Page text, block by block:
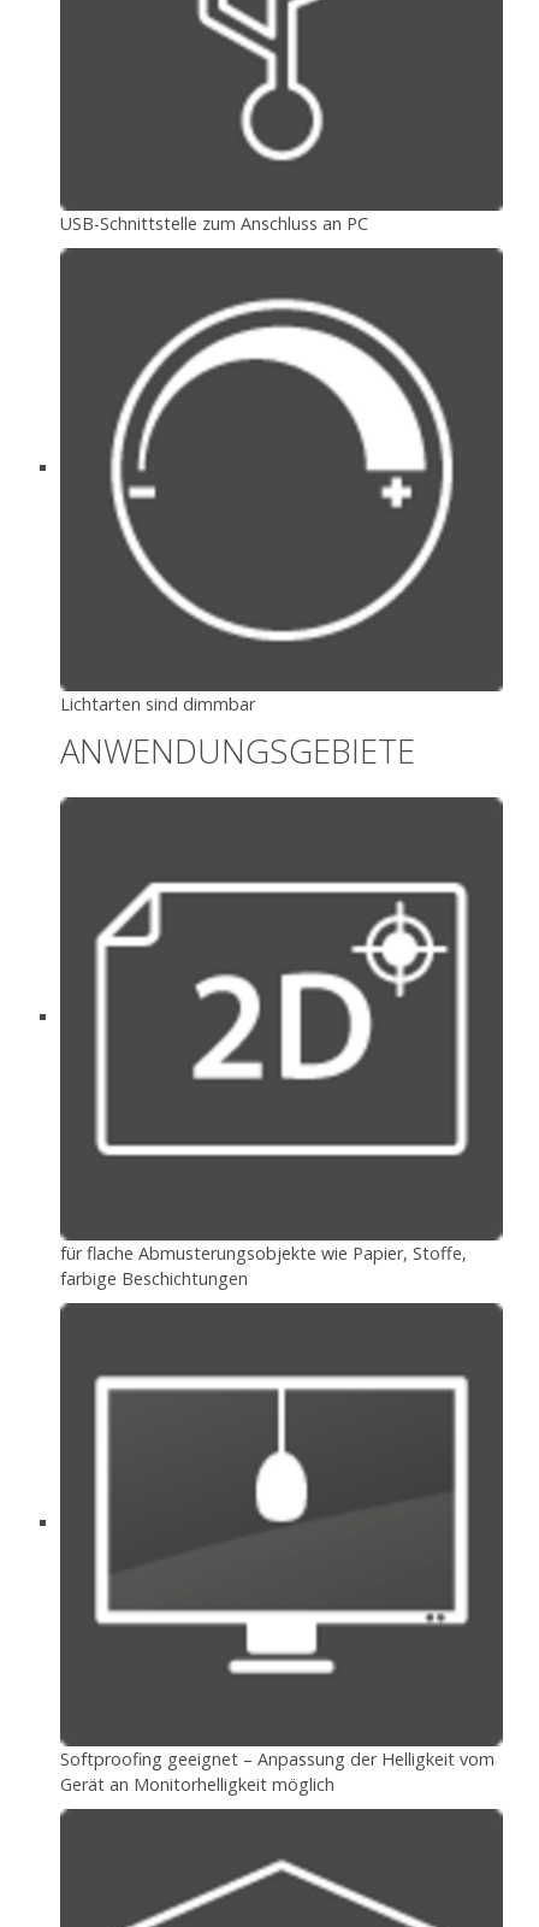
USB-Schnittstelle zum Anschluss an PC
Lichtarten sind dimmbar
ANWENDUNGSGEBIETE
für flache Abmusterungsobjekte wie Papier, Stoffe,
farbige Beschichtungen
Softproofing geeignet – Anpassung der Helligkeit vom
Gerät an Monitorhelligkeit möglich